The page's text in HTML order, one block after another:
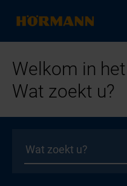
Welkom in
Wat zoekt u?